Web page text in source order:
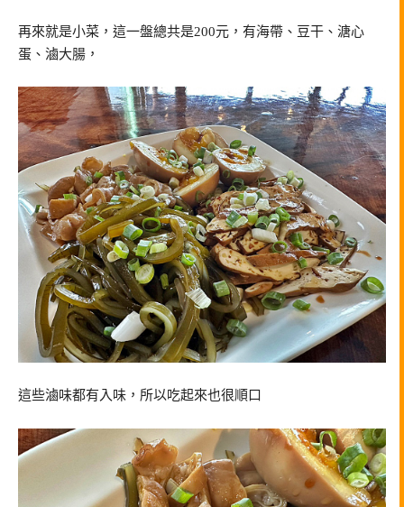
再來就是小菜，這一盤總共是200元，有海帶、豆干、溏心
蛋、滷大腸，
這些滷味都有入味，所以吃起來也很順口